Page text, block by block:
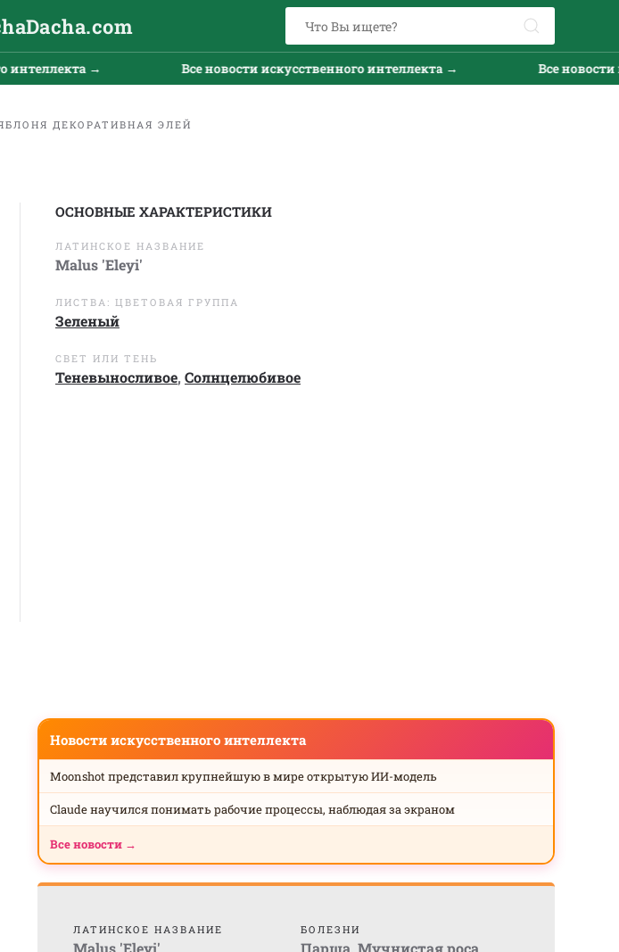
→ Все новости искусственного интеллекта → Все новости
ДЕКОРАТИВНАЯ ЭЛЕЙ
ОСНОВНЫЕ ХАРАКТЕРИСТИКИ
ЛАТИНСКОЕ НАЗВАНИЕ
Malus 'Eleyi'
ЛИСТВА: ЦВЕТОВАЯ ГРУППА
Зеленый
СВЕТ ИЛИ ТЕНЬ
Теневыносливое, Солнцелюбивое
Новости искусственного интеллекта
Moonshot представил крупнейшую в мире открытую ИИ-модель
Claude научился понимать рабочие процессы, наблюдая за экраном
Все новости →
ЛАТИНСКОЕ НАЗВАНИЕ
Malus 'Eleyi'
БОЛЕЗНИ
Парша, Мучнистая роса